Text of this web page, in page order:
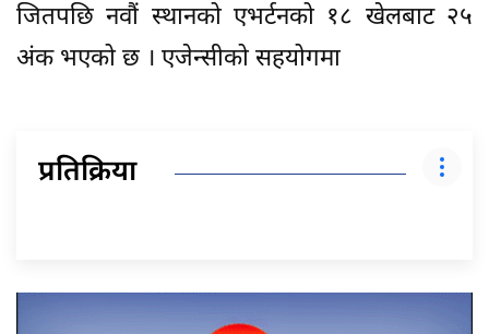
जितपछि नवौं स्थानको एभर्टनको १८ खेलबाट २५
अंक भएको छ । एजेन्सीको सहयोगमा
प्रतिक्रिया